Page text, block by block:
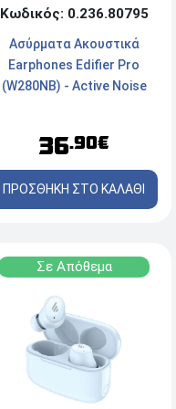
Κωδικός: 0.236.80795
Ασύρματα Aκουστικά
Earphones Edifier Pro
(W280NB) - Active Noise
36.90€
ΠΡΟΣΘΗΚΗ ΣΤΟ ΚΑΛΑΘΙ
Σε Απόθεμα